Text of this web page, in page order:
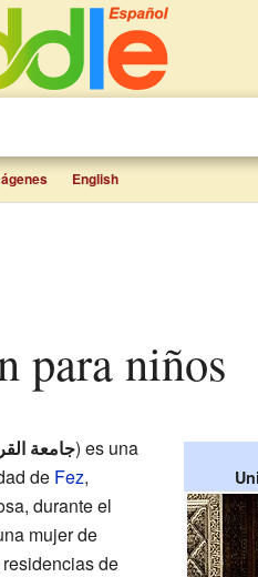
English
para niños
جامعة) es una
de Fez,
durante el
mujer de
de